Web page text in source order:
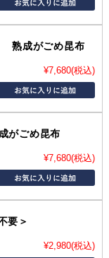
成がごめ昆布
¥7,680(税込)
がごめ昆布
¥7,680(税込)
要＞
¥2,980(税込)